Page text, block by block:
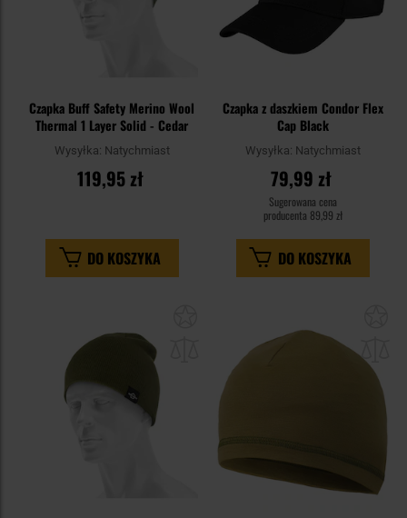
Czapka Buff Safety Merino Wool
Thermal 1 Layer Solid - Cedar
Wysyłka: Natychmiast
119,95 zł
DO KOSZYKA
Czapka z daszkiem Condor Flex
Cap Black
Wysyłka: Natychmiast
79,99 zł
Sugerowana cena
producenta 89,99 zł
DO KOSZYKA
schowka